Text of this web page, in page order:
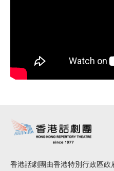
香港話劇團由香港特別行政區政